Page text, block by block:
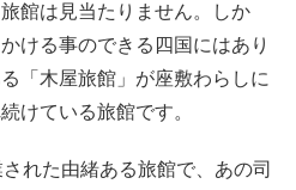
館は見当たりません。しか
ける事のできる四国にはあり
「木屋旅館」が座敷わらしに
けている旅館です。
れた由緒ある旅館で、あの司